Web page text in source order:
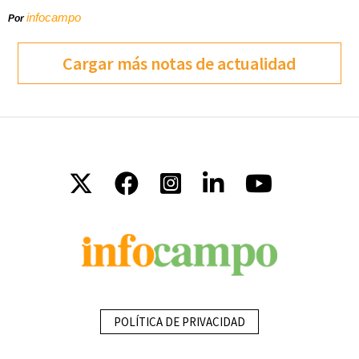
Porinfocampo
Cargar más notas de actualidad
POLÍTICA DE PRIVACIDAD